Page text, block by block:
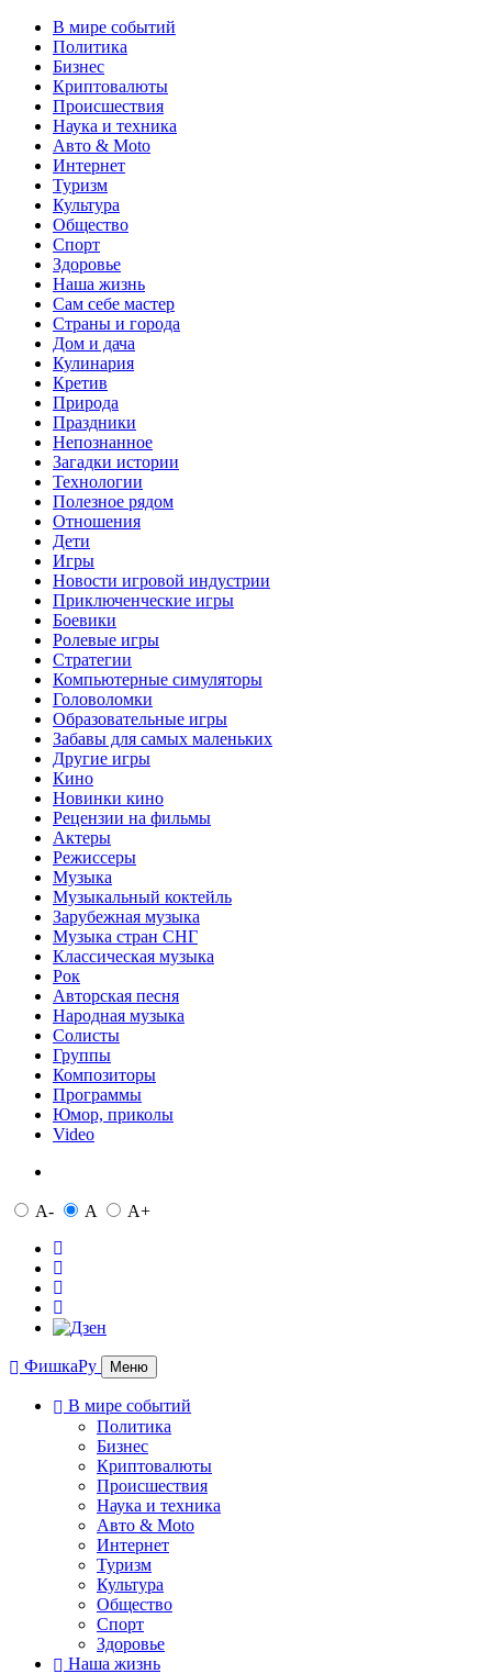
В мире событий
Политика
Бизнес
Криптовалюты
Происшествия
Наука и техника
Авто & Moto
Интернет
Туризм
Культура
Общество
Спорт
Здоровье
Наша жизнь
Сам себе мастер
Страны и города
Дом и дача
Кулинария
Кретив
Природа
Праздники
Непознанное
Загадки истории
Технологии
Полезное рядом
Отношения
Дети
Игры
Новости игровой индустрии
Приключенческие игры
Боевики
Ролевые игры
Стратегии
Компьютерные симуляторы
Головоломки
Образовательные игры
Забавы для самых маленьких
Другие игры
Кино
Новинки кино
Рецензии на фильмы
Актеры
Режиссеры
Музыка
Музыкальный коктейль
Зарубежная музыка
Музыка стран СНГ
Классическая музыка
Рок
Авторская песня
Народная музыка
Солисты
Группы
Композиторы
Программы
Юмор, приколы
Video
A- A A+
ФишкаРу Меню
В мире событий
Политика
Бизнес
Криптовалюты
Происшествия
Наука и техника
Авто & Moto
Интернет
Туризм
Культура
Общество
Спорт
Здоровье
Наша жизнь